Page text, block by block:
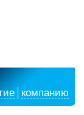
компанию